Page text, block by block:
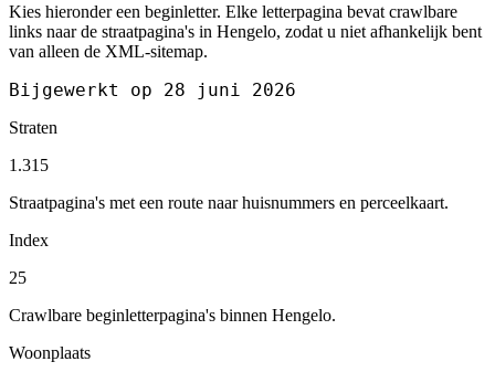
Kies hieronder een beginletter. Elke letterpagina bevat crawlbare
links naar de straatpagina's in Hengelo, zodat u niet afhankelijk bent
van alleen de XML-sitemap.
Bijgewerkt op 28 juni 2026
Straten
1.315
Straatpagina's met een route naar huisnummers en perceelkaart.
Index
25
Crawlbare beginletterpagina's binnen Hengelo.
Woonplaats